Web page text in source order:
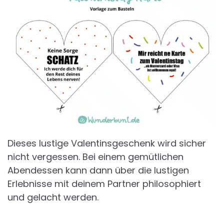
Dieses lustige Valentinsgeschenk wird sicher
nicht vergessen. Bei einem gemütlichen
Abendessen kann dann über die lustigen
Erlebnisse mit deinem Partner philosophiert
und gelacht werden.